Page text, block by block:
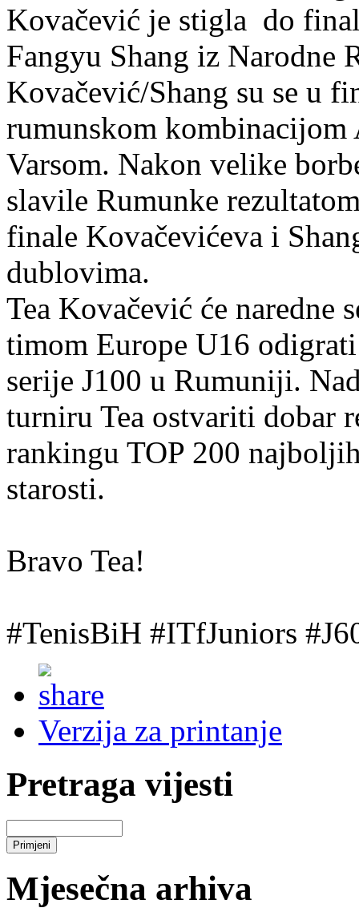
Kovačević je stigla do
Fangyu Shang iz Narodne
Kovačević/Shang su se u
rumunskom
Varsom. Nakon velike
slavile Rumunke
finale Kovačevićeva i
dublovima.
Tea Kovačević će naredne
timom Europe U16
serije J100 u Rumuniji.
turniru Tea ostvariti dobar
rankingu TOP 200
starosti.
Bravo Tea!
#TenisBiH #ITfJuniors
Verzija za printanje
Pretraga vijesti
Mjesečna arhiva